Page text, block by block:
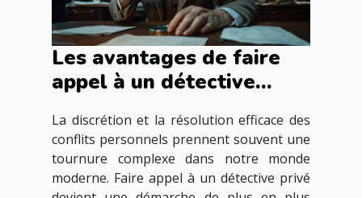
Les avantages de faire
appel à un détective
personnelles
La discrétion et la résolution efficace des
conflits personnels prennent souvent une
tournure complexe dans notre monde
moderne. Faire appel à un détective privé